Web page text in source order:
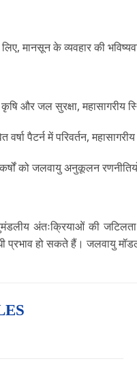
के लिए, मानसून के व्यवहार की
और जल सुरक्षा, महासागरीय
वर्षा पैटर्न में परिवर्तन,
को जलवायु अनुकूलन
अंतःक्रियाओं की
प्रभाव हो सकते हैं। जलवायु